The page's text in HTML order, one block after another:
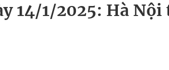
cực hiệu quả
gia
14/1/2025: Hà